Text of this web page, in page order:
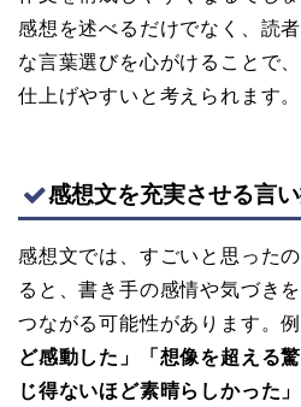
感想を述べるだけでなく、読
な言葉選びを心がけることで
仕上げやすいと考えられます。
感想文を充実させる言い
感想文では、すごいと思った
ると、書き手の感情や気づき
つながる可能性があります。
ど感動した」「想像を超える
じ得ないほど素晴らしかった」